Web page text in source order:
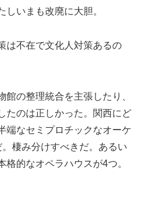
しいまも改廃に大胆。
は不在で文化人対策あるの
館の整理統合を主張したり、
たのは正しかった。関西にど
端なセミプロチックなオーケ
棲み分けすべきだ。あるい
的なオペラハウスが4つ。